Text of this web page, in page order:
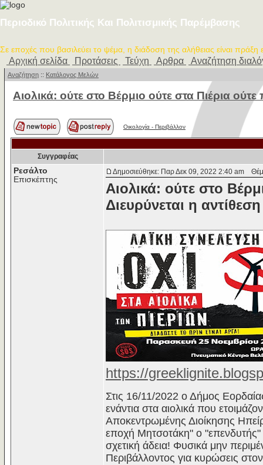
Περιοδικό Πολιτικής Και Πολιτισμικής Παρέμβασης
Σε εποχές που βασιλεύει το ψέμα, η διάδοση της αλήθειας είναι πράξη
Αρχική σελίδα Προτάσεις Τεύχη Αρθρα Αναζήτηση
Αναζήτηση :: Κατάλογος Μελών
Αιολικά: ούτε στο Βέρμιο ούτε στα Πιέρια
Οικολογία - Περιβάλλον
Συγγραφέας
Ρεσάλτο
Επισκέπτης
Δημοσιεύθηκε: Παρ Δεκ 09, 2022 2:40 am
Αιολικά: ούτε στο
Διευρύνεται η
https://
Στις 16/11/2022 ο Δήμος
ενάντια στα αιολικά που
Αποκεντρωμένης Διοίκησης
εποχή Μητσοτάκη" ο "επενδυτής"
σχετική άδεια! Φυσικά μην
Περιβάλλοντος για κυρώσεις